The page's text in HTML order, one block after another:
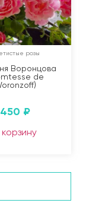
розы
Воронцова
de
450 ₽